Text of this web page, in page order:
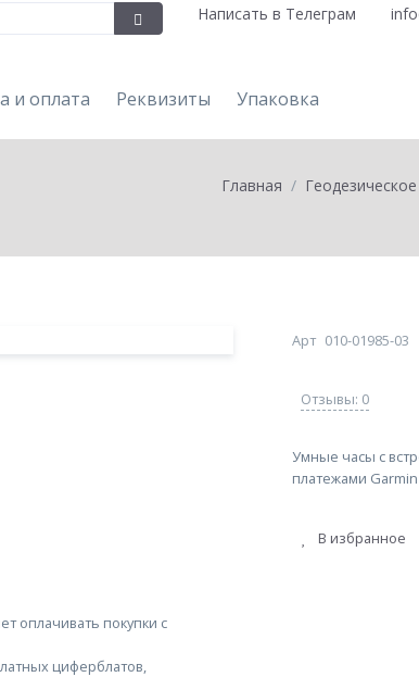
Написать в Телеграм
и оплата Реквизиты Упаковка
Главная
Арт 010-01985-03
Отзывы: 0
Умные часы с
платежами
В избранное
оплачивать покупки с
циферблатов,